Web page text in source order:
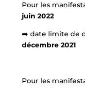
Pour les
juin 2022
➡️ date limite de
décembre 2021
Pour les